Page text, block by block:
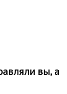
вы, а